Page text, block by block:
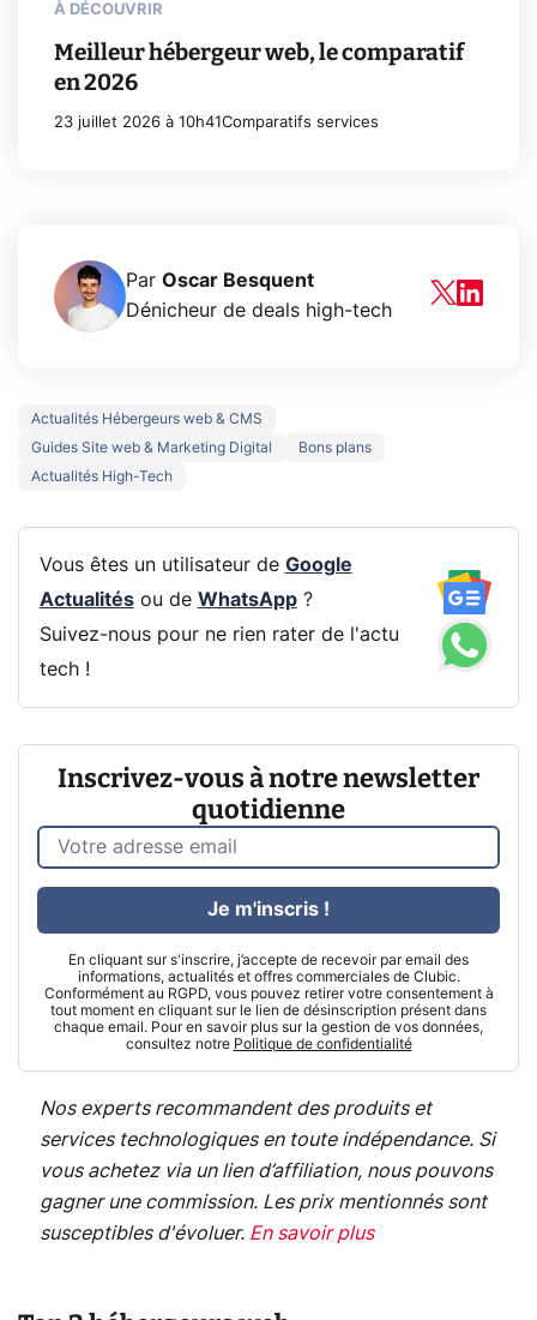
À DÉCOUVRIR
Meilleur hébergeur web, le comparatif
en 2026
23 juillet 2026 à 10h41Comparatifs services
Par Oscar Besquent
Dénicheur de deals high-tech
Actualités Hébergeurs web & CMS
Guides Site web & Marketing Digital
Bons plans
Actualités High-Tech
Vous êtes un utilisateur de Google
Actualitésou de WhatsApp?
Suivez-nous pour ne rien rater de l'actu
tech !
Inscrivez-vous à notre newsletter
quotidienne
En cliquant sur s'inscrire, j’accepte de recevoir par email des
informations, actualités et offres commerciales de Clubic.
Conformément au RGPD, vous pouvez retirer votre consentement à
tout moment en cliquant sur le lien de désinscription présent dans
chaque email. Pour en savoir plus sur la gestion de vos données,
consultez notre Politique de confidentialité
Je m'inscris !
Nos experts recommandent des produits et
services technologiques en toute indépendance. Si
vous achetez via un lien d’affiliation, nous pouvons
gagner une commission. Les prix mentionnés sont
susceptibles d'évoluer. En savoir plus